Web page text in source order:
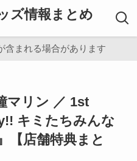
ズ情報まとめ
含まれる場合があります
マリン ／ 1st
キミたちみんな
【店舗特典まと